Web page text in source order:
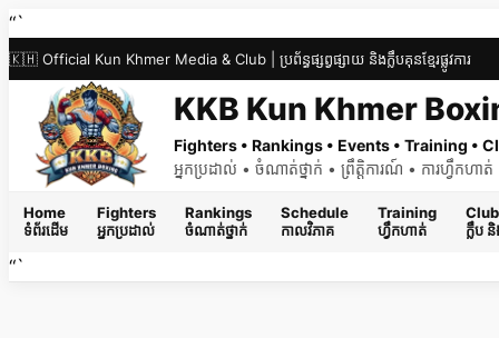
Skip
to
content
“`
🇰🇭 Official Kun Khmer Media & Club | ប្រព័ន្ធផ្សព្វផ្សាយ និងក្លឹបគុនខ្មែរផ្លូវការ
KKB Kun Khmer
Fighters • Rankings • Events • Training •
អ្នកប្រដាល់ • ចំណាត់ថ្នាក់ • ព្រឹត្តិការណ៍ • ការហ្វឹកហ
Home
ទំព័រដើម
Fighters
អ្នកប្រដាល់
Rankings
ចំណាត់ថ្នាក់
Schedule
កាលវិភាគ
Training
ហ្វឹកហាត់
ក្លឹប
“`